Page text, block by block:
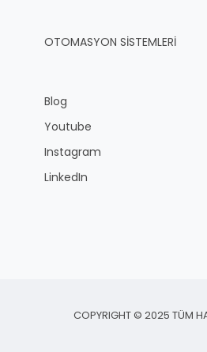
OTOMASYON SİSTEMLERİ
Blog
Youtube
Instagram
LinkedIn
COPYRIGHT © 2025 TÜM